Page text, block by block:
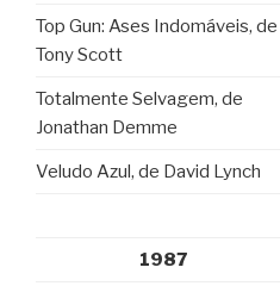
Top Gun: Ases Indomáveis, de
Tony Scott
Totalmente Selvagem, de
Jonathan Demme
Veludo Azul, de David Lynch
1987